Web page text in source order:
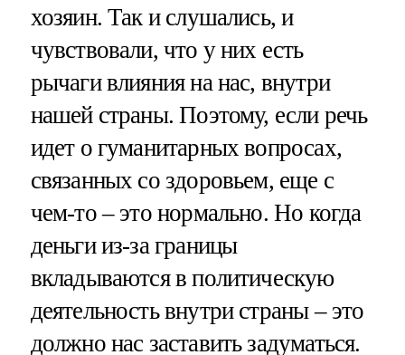
хозяин. Так и слушались, и
чувствовали, что у них есть
рычаги влияния на нас, внутри
нашей страны. Поэтому, если речь
идет о гуманитарных вопросах,
связанных со здоровьем, еще с
чем-то – это нормально. Но когда
деньги из-за границы
вкладываются в политическую
деятельность внутри страны – это
должно нас заставить задуматься.